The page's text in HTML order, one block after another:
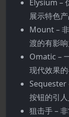
Elysium –
展示特色产
Mount –
渡的有影响
Omatic –
现代效果的
Sequester
按钮的引人
狙击手 –